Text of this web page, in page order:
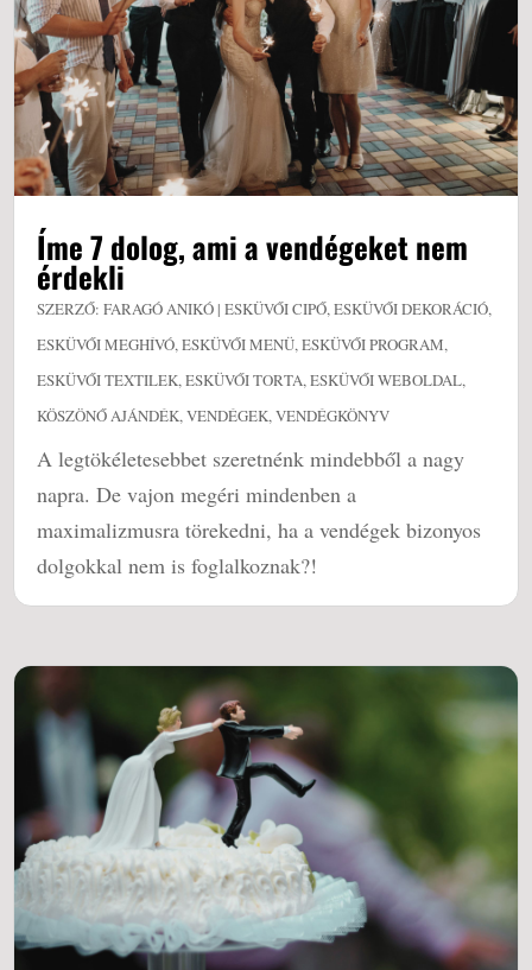
Íme 7 dolog, ami a vendégeket nem
érdekli
SZERZŐ:FARAGÓ ANIKÓ |ESKÜVŐI CIPŐ,ESKÜVŐI DEKORÁCIÓ,
ESKÜVŐI MEGHÍVÓ,ESKÜVŐI MENÜ,ESKÜVŐI PROGRAM,
ESKÜVŐI TEXTILEK,ESKÜVŐI TORTA,ESKÜVŐI WEBOLDAL,
KÖSZÖNŐ AJÁNDÉK,VENDÉGEK,VENDÉGKÖNYV
A legtökéletesebbet szeretnénk mindebből a nagy
napra. De vajon megéri mindenben a
maximalizmusra törekedni, ha a vendégek bizonyos
dolgokkal nem is foglalkoznak?!